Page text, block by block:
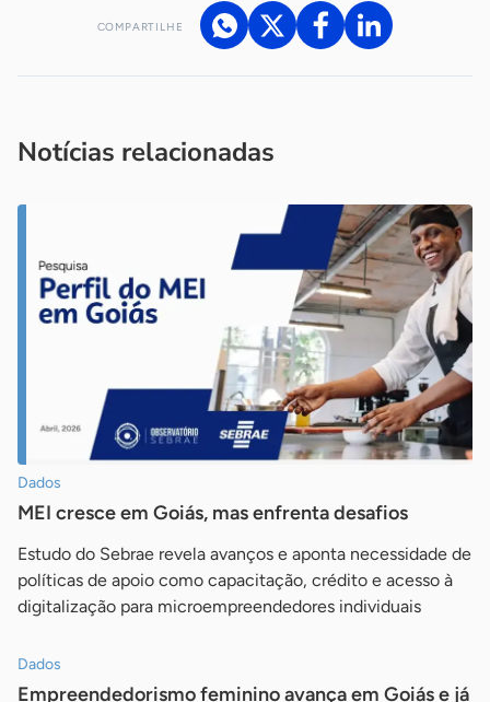
COMPARTILHE
Notícias relacionadas
Dados
MEI cresce em Goiás, mas enfrenta desafios
Estudo do Sebrae revela avanços e aponta necessidade de
políticas de apoio como capacitação, crédito e acesso à
digitalização para microempreendedores individuais
Dados
Empreendedorismo feminino avança em Goiás e já